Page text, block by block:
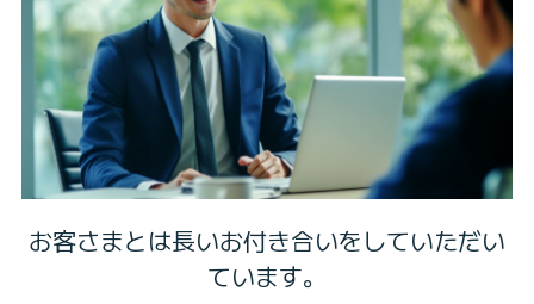
お客さまとは長いお付き合いをしていただい
ています。